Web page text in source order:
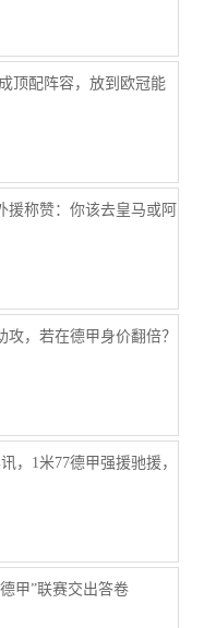
顶配阵容，放到欧冠能
称赞：你该去皇马或阿
攻，若在德甲身价翻倍？
，1米77德甲强援驰援，
甲”联赛交出答卷